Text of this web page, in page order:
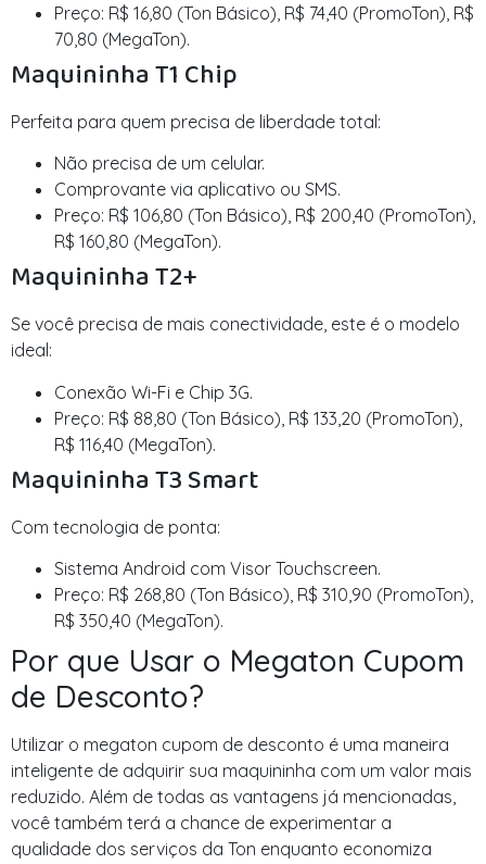
Preço: R$ 16,80 (Ton Básico), R$ 74,40 (PromoTon), R$
70,80 (MegaTon).
Maquininha T1 Chip
Perfeita para quem precisa de liberdade total:
Não precisa de um celular.
Comprovante via aplicativo ou SMS.
Preço: R$ 106,80 (Ton Básico), R$ 200,40 (PromoTon),
R$ 160,80 (MegaTon).
Maquininha T2+
Se você precisa de mais conectividade, este é o modelo
ideal:
Conexão Wi-Fi e Chip 3G.
Preço: R$ 88,80 (Ton Básico), R$ 133,20 (PromoTon),
R$ 116,40 (MegaTon).
Maquininha T3 Smart
Com tecnologia de ponta:
Sistema Android com Visor Touchscreen.
Preço: R$ 268,80 (Ton Básico), R$ 310,90 (PromoTon),
R$ 350,40 (MegaTon).
Por que Usar o Megaton Cupom
de Desconto?
Utilizar o megaton cupom de desconto é uma maneira
inteligente de adquirir sua maquininha com um valor mais
reduzido. Além de todas as vantagens já mencionadas,
você também terá a chance de experimentar a
qualidade dos serviços da Ton enquanto economiza